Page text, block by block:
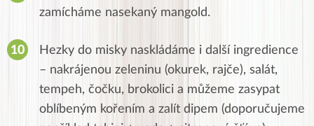
zamícháme nasekaný mangold.
Hezky do misky naskládáme i další ingredience
– nakrájenou zeleninu (okurek, rajče), salát,
tempeh, čočku, brokolici a můžeme zasypat
oblíbeným kořením a zalít dipem (doporučujeme